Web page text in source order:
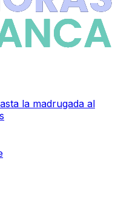
la madrugada al